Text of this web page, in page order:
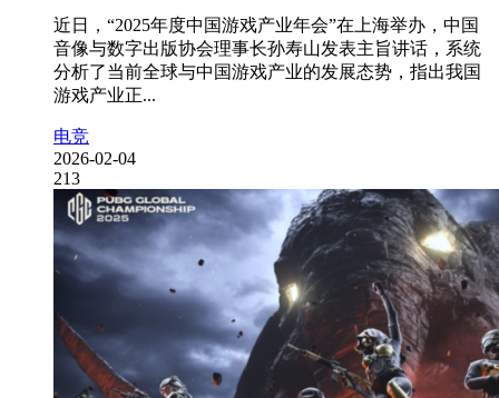
近日，“2025年度中国游戏产业年会”在上海举办，中国
音像与数字出版协会理事长孙寿山发表主旨讲话，系统
分析了当前全球与中国游戏产业的发展态势，指出我国
游戏产业正...
电竞
2026-02-04
213